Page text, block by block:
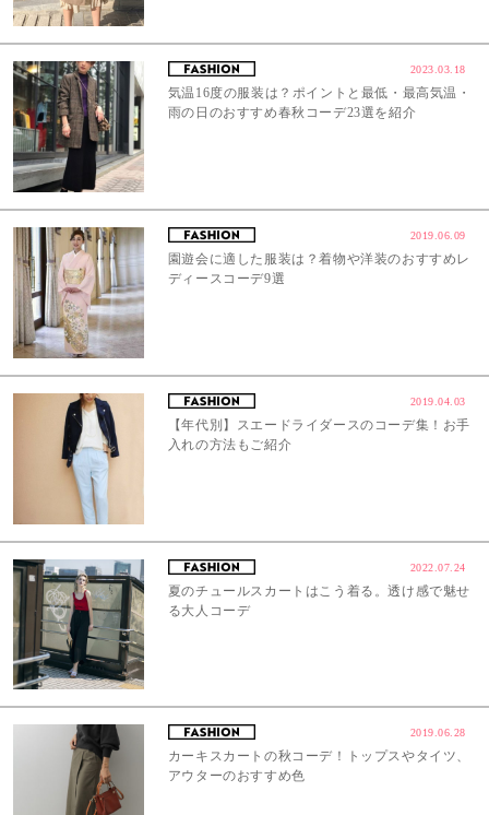
2023.03.18
気温16度の服装は？ポイントと最低・最高気温・
雨の日のおすすめ春秋コーデ23選を紹介
2019.06.09
園遊会に適した服装は？着物や洋装のおすすめレ
ディースコーデ9選
2019.04.03
【年代別】スエードライダースのコーデ集！お手
入れの方法もご紹介
2022.07.24
夏のチュールスカートはこう着る。透け感で魅せ
る大人コーデ
2019.06.28
カーキスカートの秋コーデ！トップスやタイツ、
アウターのおすすめ色